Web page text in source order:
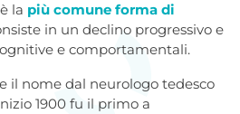
la più comune forma di
in un declino progressivo e
e comportamentali.
il nome dal neurologo tedesco
1900 fu il primo a